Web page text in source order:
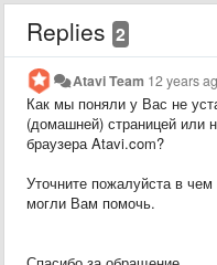
Replies 2
Atavi Team 12 years
Как мы поняли у Вас не
(домашней) страницей или
браузера Atavi.com?
Уточните пожалуйста в
могли Вам помочь.